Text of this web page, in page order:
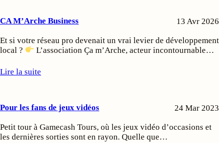
CA M’Arche Business 13 Avr 2026
Et si votre réseau pro devenait un vrai levier de développement
local ?
L’association Ça m’Arche, acteur incontournable…
Lire la suite
Pour les fans de jeux vidéos 24 Mar 2023
Petit tour à Gamecash Tours, où les jeux vidéo d’occasions et
les dernières sorties sont en rayon. Quelle que…